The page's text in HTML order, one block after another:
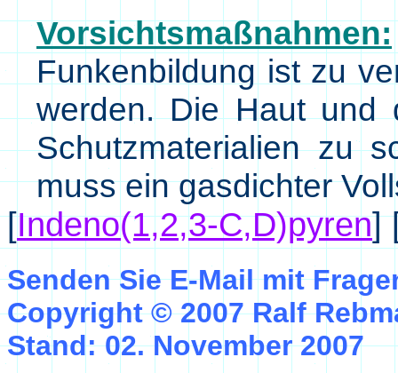
Vorsichtsmaßnahmen:
Funkenbildung ist zu
werden. Die Haut und
Schutzmaterialien zu
muss ein gasdichter
[Indeno(1,2,3-C,D)pyren]
Senden Sie E-Mail mit
Copyright © 2007 Ralf
Stand: 02. November 2007